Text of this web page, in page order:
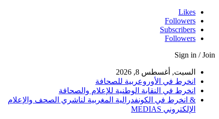
Likes
Followers
Subscribers
Followers
Sign in / Join
السبت, أغسطس 8, 2026
انخرط في الأوروعربية للصحافة
انخرط في النقابة الوطنية للإعلام والصحافة
& انخرط في الكونفدرالية المغربية لناشري الصحف والإعلام
الإلكتروني MEDIAS